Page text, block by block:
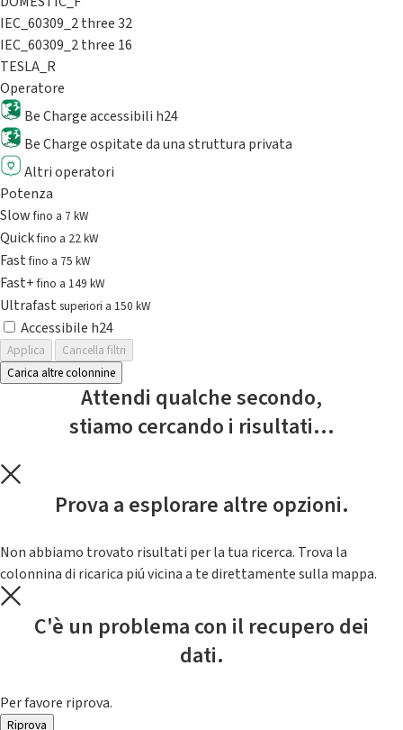
IEC_60309_2 three 32
IEC_60309_2 three 16
TESLA_R
Operatore
Be Charge accessibili h24
Be Charge ospitate da una struttura privata
Altri operatori
Potenza
Slowfino a 7 kW
Quickfino a 22 kW
Fastfino a 75 kW
Fast+fino a 149 kW
Ultrafast superiori a 150 kW
Accessibile h24
Applica
Cancella filtri
Carica altre colonnine
Attendi qualche secondo,
stiamo cercando i risultati...
Prova a esplorare altre opzioni.
Non abbiamo trovato risultati per la tua ricerca. Trova la
colonnina di ricarica piú vicina a te direttamente sulla mappa.
C'è un problema con il recupero dei
dati.
Per favore riprova.
Riprova